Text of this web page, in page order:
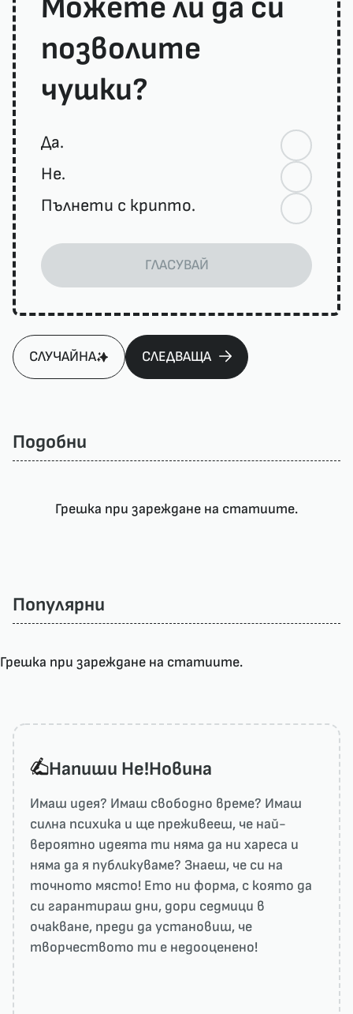
Можете ли да си
позволите
чушки?
Да.
Не.
Пълнети с крипто.
ГЛАСУВАЙ
СЛУЧАЙНА СЛЕДВАЩА
Подобни
Грешка при зареждане на статиите.
Популярни
Грешка при зареждане на статиите.
Напиши He!Новина
Имаш идея? Имаш свободно време? Имаш
силна психика и ще преживееш, че най-
вероятно идеята ти няма да ни харесa и
няма да я публикуваме? Знаеш, че си на
точното място! Ето ни форма, с която да
си гарантираш дни, дори седмици в
очакване, преди да установиш, че
творчеството ти е недооценено!